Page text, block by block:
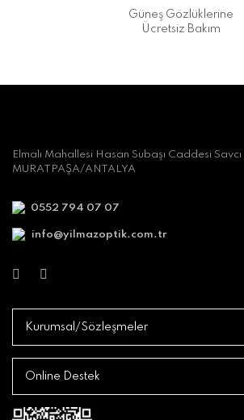
Güneş Gözlüklerine
Ücretsiz Bakım
Elmalı Mahallesi Hasan Subaşı Caddesi
MURATPAŞA/ANTALYA
0552 794 07 07
info@yilmazoptik.com.tr
Kurumsal/Sözleşmeler
Online Destek